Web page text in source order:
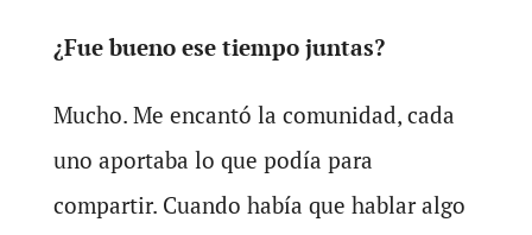
¿Fue bueno ese tiempo juntas?
Mucho. Me encantó la comunidad, cada
uno aportaba lo que podía para
compartir. Cuando había que hablar algo